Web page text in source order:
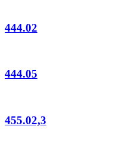
444.02
444.05
455.02,3